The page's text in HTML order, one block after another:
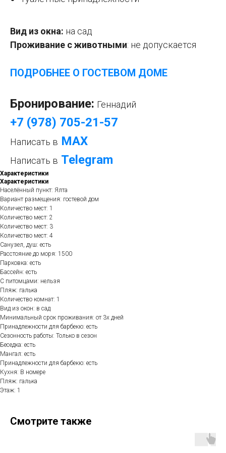
Вид из окна: на сад
Проживание с животными: не допускается
ПОДРОБНЕЕ О ГОСТЕВОМ ДОМЕ
Бронирование: Геннадий
+7 (978) 705-21-57
Написать в МАХ
Написать в Telegram
Характеристики
Характеристики
Населённый пункт: Ялта
Вариант размещения: гостевой дом
Количество мест: 1
Количество мест: 2
Количество мест: 3
Количество мест: 4
Санузел, душ: есть
Расстояние до моря: 1500
Парковка: есть
Бассейн: есть
С питомцами: нельзя
Пляж: галька
Количество комнат: 1
Вид из окон: в сад
Минимальный срок проживания: от 3х дней
Принадлежности для барбекю: есть
Сезонность работы: Только в сезон
Беседка: есть
Мангал: есть
Принадлежности для барбекю: есть
Кухня: В номере
Пляж: галька
Этаж: 1
Смотрите также